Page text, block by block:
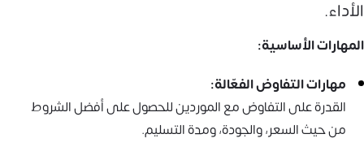
الأداء.
المهارات الأساسية:
مهارات التفاوض الفعّالة:
القدرة على التفاوض مع الموردين للحصول على أفضل الشروط
من حيث السعر، والجودة، ومدة التسليم.